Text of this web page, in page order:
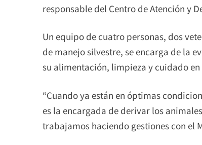
responsable del Centro de Atención y
Un equipo de cuatro personas, dos
de manejo silvestre, se encarga de la
su alimentación, limpieza y cuidado en
“Cuando ya están en óptimas
es la encargada de derivar los
trabajamos haciendo gestiones con el